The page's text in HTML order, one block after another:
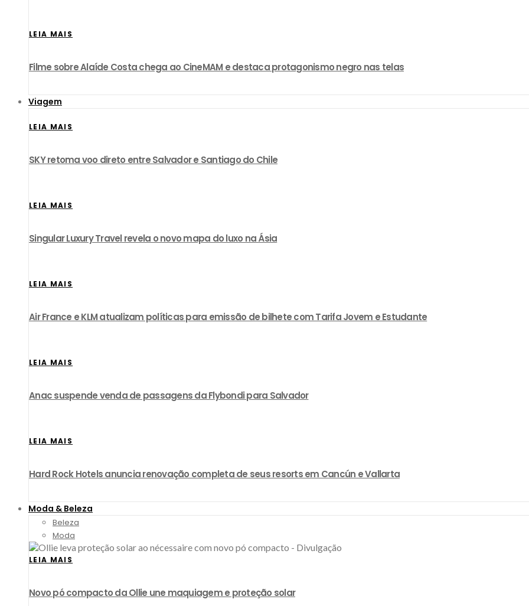
LEIA MAIS
Filme sobre Alaíde Costa chega ao CineMAM e destaca protagonismo negro nas telas
Viagem
LEIA MAIS
SKY retoma voo direto entre Salvador e Santiago do Chile
LEIA MAIS
Singular Luxury Travel revela o novo mapa do luxo na Ásia
LEIA MAIS
Air France e KLM atualizam políticas para emissão de bilhete com Tarifa Jovem e Estudante
LEIA MAIS
Anac suspende venda de passagens da Flybondi para Salvador
LEIA MAIS
Hard Rock Hotels anuncia renovação completa de seus resorts em Cancún e Vallarta
Moda & Beleza
Beleza
Moda
LEIA MAIS
Novo pó compacto da Ollie une maquiagem e proteção solar